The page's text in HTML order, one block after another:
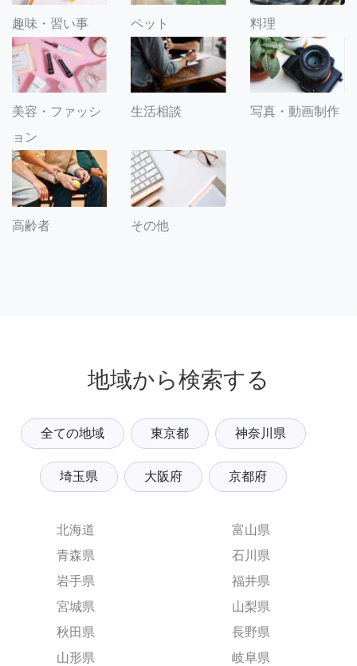
趣味・習い事 ペット 料理
美容・ファッシ
ョン
生活相談 写真・動画制作
高齢者 その他
地域から検索する
全ての地域 東京都 神奈川県
埼玉県 大阪府 京都府
北海道
青森県
岩手県
宮城県
秋田県
山形県
富山県
石川県
福井県
山梨県
長野県
岐阜県